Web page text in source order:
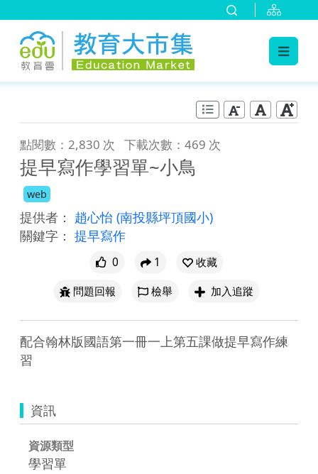
點閱數：2,830 次 下載次數：469 次
提早寫作學習單~小鳥
web
提供者： 趙心怡 (南投縣坪頂國小)
關鍵字： 提早寫作
0 1
收藏
問題回報
檢舉 加入追蹤
配合翰林版國語第一冊一上第五課做提早寫作練
習
資訊
資源類型
學習單